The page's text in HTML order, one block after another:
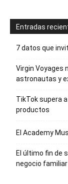
Entradas
7 datos que
Virgin Voyages
astronautas y
TikTok supera
productos
El Academy
El último fin de
negocio familiar